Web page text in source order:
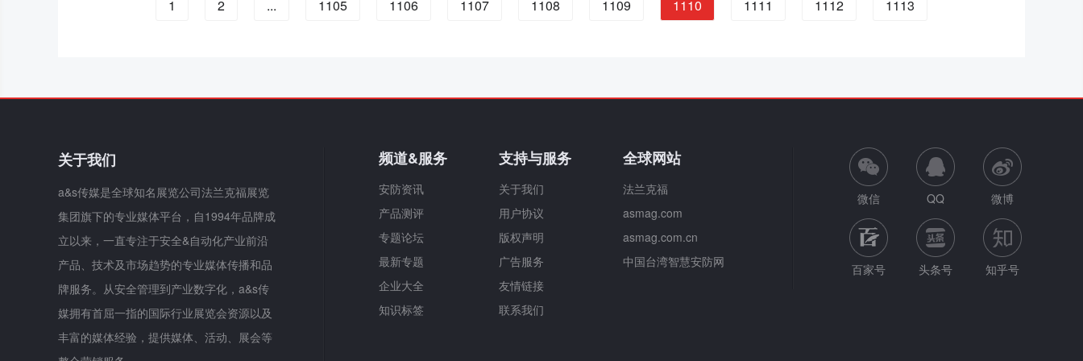
1 2 ... 1105 1106 1107 1108 1109 1110 1111 1112 1113
关于我们
a&s传媒是全球知名展览公司法兰克福展览
集团旗下的专业媒体平台，自1994年品牌成
立以来，一直专注于安全&自动化产业前沿
产品、技术及市场趋势的专业媒体传播和品
牌服务。从安全管理到产业数字化，a&s传
媒拥有首屈一指的国际行业展览会资源以及
丰富的媒体经验，提供媒体、活动、展会等
频道&服务
安防资讯
产品测评
专题论坛
最新专题
企业大全
知识标签
支持与服务
关于我们
用户协议
版权声明
广告服务
友情链接
联系我们
全球网站
法兰克福
asmag.com
asmag.com.cn
中国台湾智慧安防网
微信 QQ 微博
百家号 头条号 知乎号